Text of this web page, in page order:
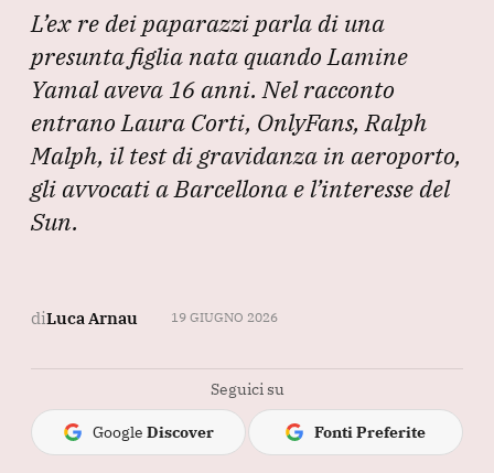
L’ex re dei paparazzi parla di una
presunta figlia nata quando Lamine
Yamal aveva 16 anni. Nel racconto
entrano Laura Corti, OnlyFans, Ralph
Malph, il test di gravidanza in aeroporto,
gli avvocati a Barcellona e l’interesse del
Sun.
diLuca Arnau 19 GIUGNO 2026
Seguici su
Google Discover Fonti Preferite